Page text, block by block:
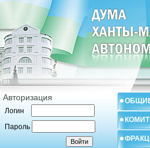
Авторизация
Логин
Пароль